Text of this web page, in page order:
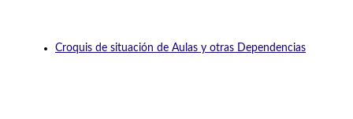
Croquis de situación de Aulas y otras Dependencias